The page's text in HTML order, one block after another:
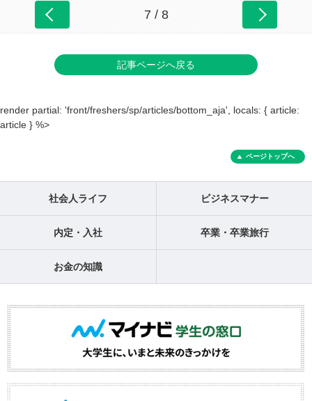
7 / 8
記事ページへ戻る
render partial: 'front/freshers/sp/articles/bottom_aja', locals: { article:
article } %>
ページトップへ
社会人ライフ ビジネスマナー
内定・入社 卒業・卒業旅行
お金の知識